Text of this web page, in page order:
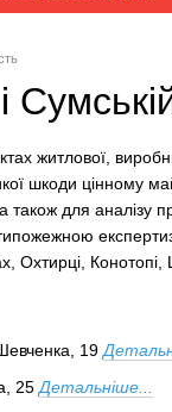
житлової,
шкоди цінному
для аналізу
Конотопі,
19
25 Детальніше...